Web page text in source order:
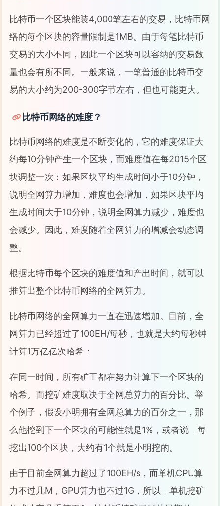
比特币一个区块能装4,000笔左右的交易，比特币网
络的每个区块的容量限制是1MB。由于每笔比特币
交易的大小不同，因此一个区块可以容纳的交易数
量也会有所不同。一般来说，一笔普通的比特币交
易的大小约为200-300字节左右，但也可能更大。
比特币网络的难度？
比特币网络的难度是不断变化的，它的难度保证大
约每10分钟产生一个区块，而难度值在每2015个区
块调整一次：如果区块平均生成时间小于10分钟，
说明全网算力增加，难度也会增加，如果区块平均
生成时间大于10分钟，说明全网算力减少，难度也
会减少。因此，难度随着全网算力的增减会动态调
整。
根据比特币每个区块的难度值和产出时间，就可以
推算出整个比特币网络的全网算力。
比特币网络的全网算力一直在迅速增加。目前，全
网算力已经超过了100EH/每秒，也就是大约每秒钟
计算1万亿亿次哈希：
在同一时间，所有矿工都在努力计算下一个区块的
哈希。而挖矿难度取决于全网总算力的百分比。举
个例子，假设小明拥有全网总算力的百分之一，那
么他挖到下一个区块的可能性就是1%，或者说，每
挖出100个区块，大约有1个就是小明挖的。
由于目前全网算力超过了100EH/s，而单机CPU算
力不过几M，GPU算力也不过1G，所以，单机挖矿